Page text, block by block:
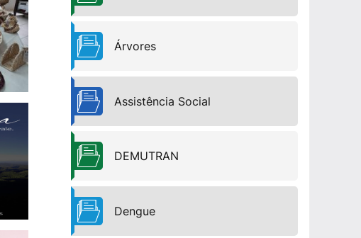
Árvores
Assistência Social
DEMUTRAN
Dengue